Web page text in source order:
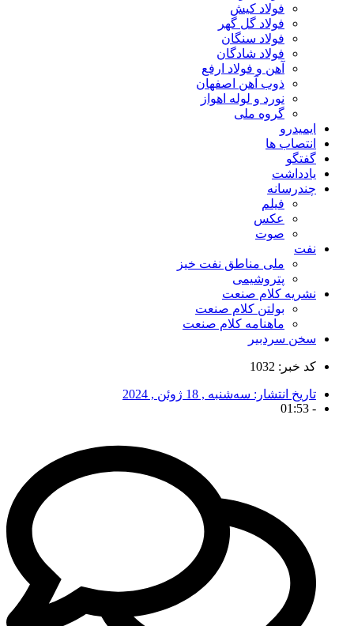
فولاد کیش
فولاد گل گهر
فولاد سنگان
فولاد شادگان
آهن و فولاد ارفع
ذوب آهن اصفهان
نورد و لوله اهواز
گروه ملی
ایمیدرو
انتصاب ها
گفتگو
یادداشت
چندرسانه
فیلم
عکس
صوت
نفت
ملی مناطق نفت خیز
پتروشیمی
نشریه کلام صنعت
بولتن کلام صنعت
ماهنامه کلام صنعت
سخن سردبیر
کد خبر: 1032
تاریخ انتشار: سه‌شنبه , 18 ژوئن , 2024
-
01:53